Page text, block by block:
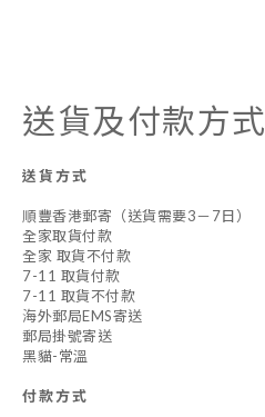
送貨及付款方式
送貨方式
順豐香港郵寄（送貨需要3－7日）
全家取貨付款
全家 取貨不付款
7-11 取貨付款
7-11 取貨不付款
海外郵局EMS寄送
郵局掛號寄送
黑貓-常溫
付款方式